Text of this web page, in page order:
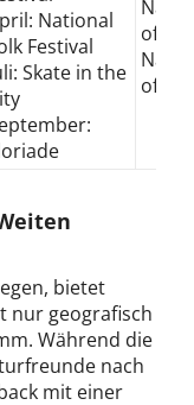
National
Festival
Skate in the
of
of
bietet
nur geografisch
Während die
nach
mit einer